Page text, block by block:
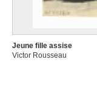
Jeune fille assise
Victor Rousseau